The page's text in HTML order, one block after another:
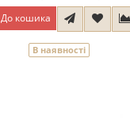
До кошика
В наявності